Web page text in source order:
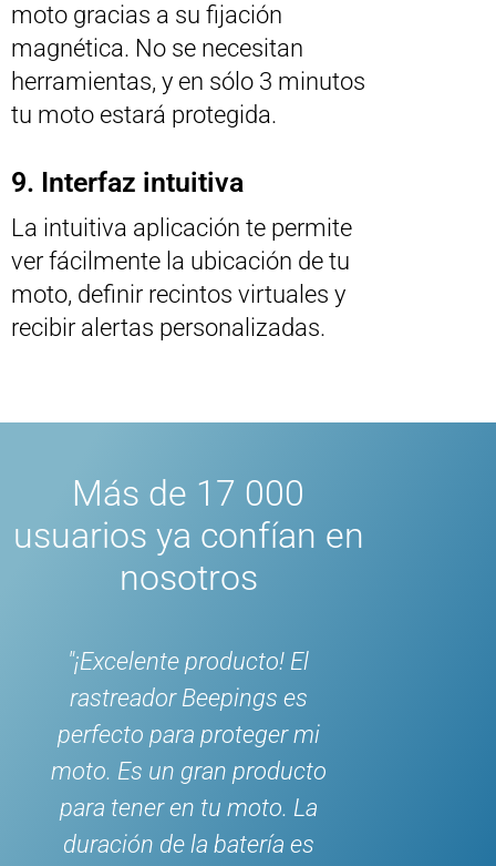
moto gracias a su fijación
magnética. No se necesitan
herramientas, y en sólo 3 minutos
tu moto estará protegida.
9. Interfaz intuitiva
La intuitiva aplicación te permite
ver fácilmente la ubicación de tu
moto, definir recintos virtuales y
recibir alertas personalizadas.
Más de 17 000
usuarios ya confían en
nosotros
El
es
mi
producto
moto. La
batería es
"El ZEN L detecta el más
mínimo movimiento y avisa
inmediatamente. Muy
práctico cuando
tengo la moto aparcada en
la ciudad. La precisión del